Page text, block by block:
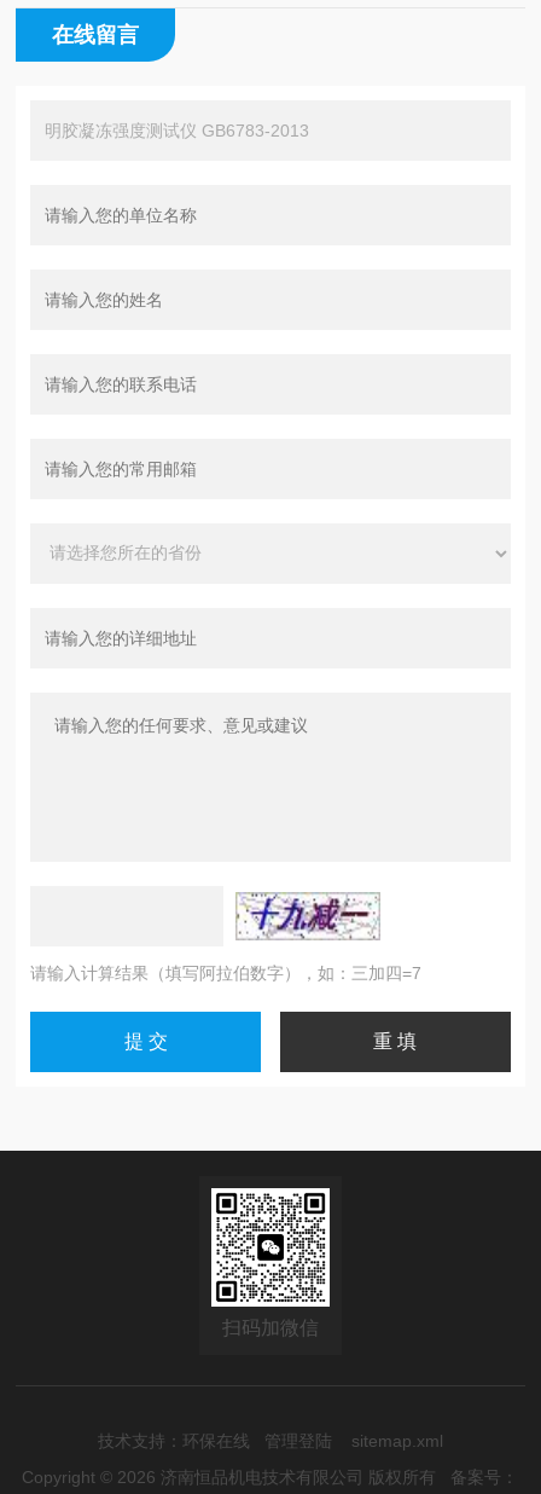
在线留言
请输入计算结果（填写阿拉伯数字），如：三加四=7
扫码加微信
技术支持： 环保在线 管理登陆
sitemap.xml
Copyright © 2026 济南恒品机电技术有限公司 版权所有 备案号：